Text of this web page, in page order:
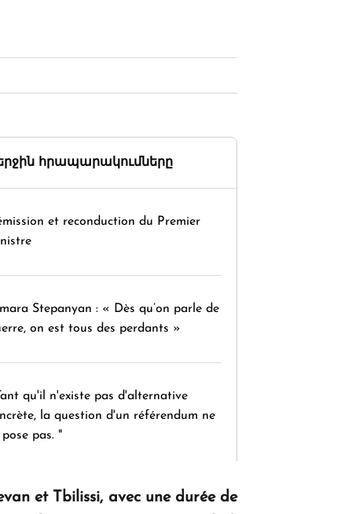
հրապարակումները
et reconduction du Premier
Stepanyan : « Dès qu’on parle de
on est tous des perdants »
qu'il n'existe pas d'alternative
la question d'un référendum ne
pose pas. "
: 30 ans d'audace, de résilience et
et Tbilissi, avec une durée de